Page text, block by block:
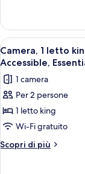
king
(Spa)
Premium,
letto
king
Apri
tutte
le
foto
per
Camera,
1
letto
6
Camera, 1 letto
Accessible,
1 camera
Per 2 persone
1 letto king
Wi-Fi gratuito
Scopri di più
Altri